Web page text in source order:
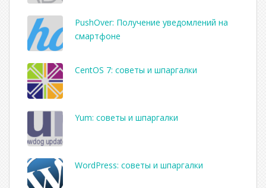
PushOver: Получение уведомлений на
смартфоне
CentOS 7: советы и шпаргалки
Yum: советы и шпаргалки
WordPress: советы и шпаргалки